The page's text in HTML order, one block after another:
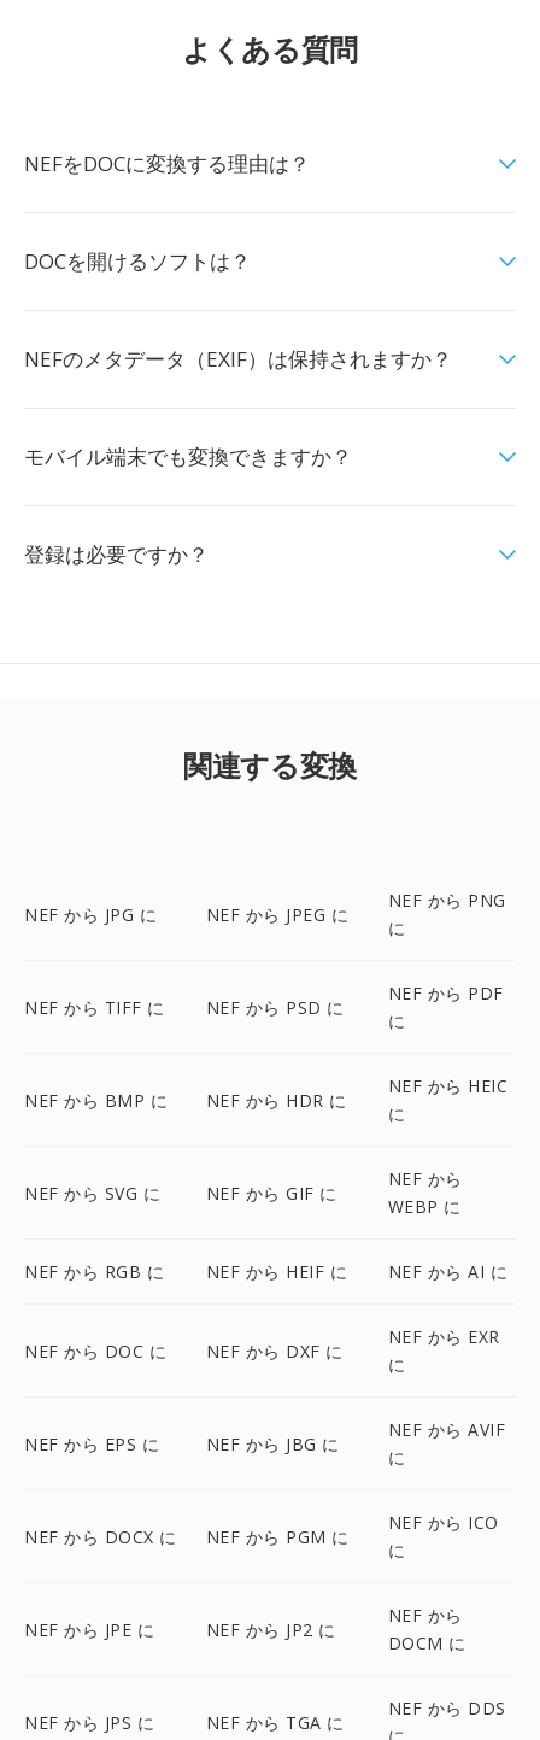
よくある質問
NEFをDOCに変換する理由は？
DOCを開けるソフトは？
NEFのメタデータ（EXIF）は保持されますか？
モバイル端末でも変換できますか？
登録は必要ですか？
関連する変換
NEF から JPG に NEF から JPEG に
NEF から PNG
に
NEF から TIFF に NEF から PSD に
NEF から PDF
に
NEF から BMP に NEF から HDR に
NEF から HEIC
に
NEF から SVG に NEF から GIF に
NEF から
WEBP に
NEF から RGB に NEF から HEIF に NEF から AI に
NEF から DOC に NEF から DXF に
NEF から EXR
に
NEF から EPS に NEF から JBG に
NEF から AVIF
に
NEF から DOCX に NEF から PGM に
NEF から ICO
に
NEF から JPE に NEF から JP2 に
NEF から
DOCM に
NEF から JPS に NEF から TGA に
NEF から DDS